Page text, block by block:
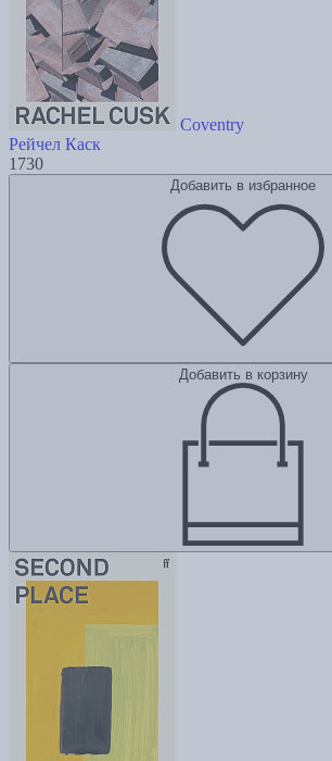
Coventry
Рейчел Каск
1730
Добавить в избранное
Добавить в корзину